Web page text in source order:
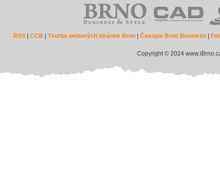
RSS |CCB |Tvorba webových stránek Brno |Časopis Brno Business
Copyright © 2024